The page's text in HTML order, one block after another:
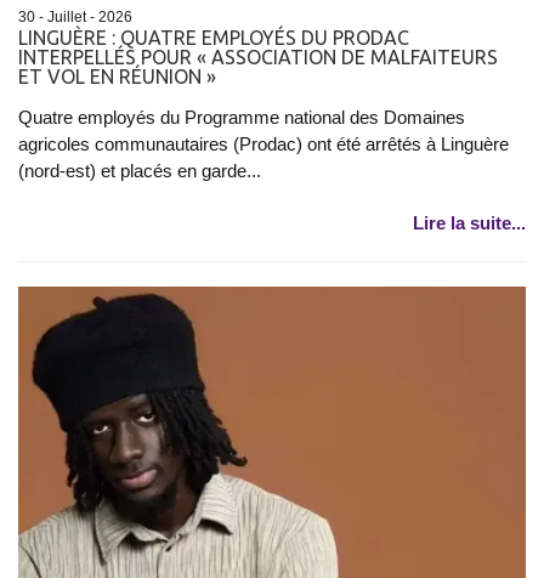
30 - Juillet - 2026
​LINGUÈRE : QUATRE EMPLOYÉS DU PRODAC
INTERPELLÉS POUR « ASSOCIATION DE MALFAITEURS
ET VOL EN RÉUNION »
Quatre employés du Programme national des Domaines
agricoles communautaires (Prodac) ont été arrêtés à Linguère
(nord-est) et placés en garde...
Lire la suite...